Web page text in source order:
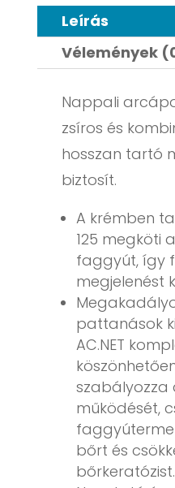
Leírás
Vélemények
Nappali
zsíros és
hosszan tartó
biztosít.
A krémben
125 megköti
faggyút, így
megjelenést
pattanások
AC.NET
szabályozza
működését,
bőrt és
bőrkeratózist.